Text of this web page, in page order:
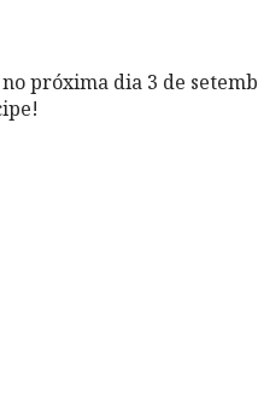
próxima dia 3 de